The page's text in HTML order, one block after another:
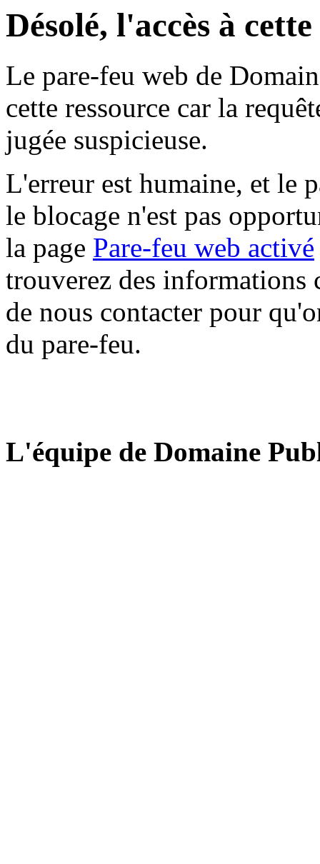
Désolé, l'accès à
Le pare-feu web de
cette ressource car la
jugée suspicieuse.
L'erreur est humaine, et le
le blocage n'est pas
la page Pare-feu web activé
trouverez des informations
de nous contacter pour
du pare-feu.
L'équipe de Domaine